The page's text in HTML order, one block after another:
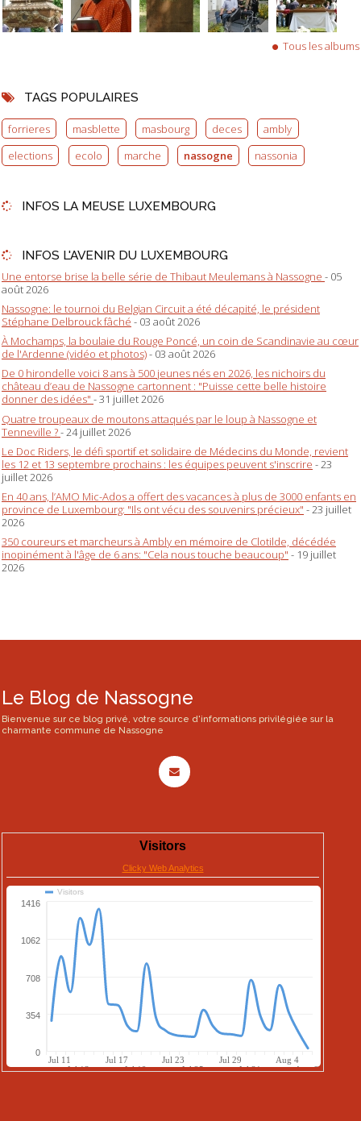
Tous les albums
TAGS POPULAIRES
forrieres masblette masbourg deces
ambly
elections
ecolo marche nassogne nassonia
INFOS LA MEUSE LUXEMBOURG
INFOS L'AVENIR DU LUXEMBOURG
Une entorse brise la belle série de Thibaut Meulemans à Nassogne - 05
août 2026
Nassogne: le tournoi du Belgian Circuit a été décapité, le président
Stéphane Delbrouck fâché - 03 août 2026
À Mochamps, la boulaie du Rouge Poncé, un coin de Scandinavie au cœur
de l'Ardenne (vidéo et photos)- 03 août 2026
De 0 hirondelle voici 8 ans à 500 jeunes nés en 2026, les nichoirs du
château d’eau de Nassogne cartonnent : "Puisse cette belle histoire
donner des idées" - 31 juillet 2026
Quatre troupeaux de moutons attaqués par le loup à Nassogne et
Tenneville ?- 24 juillet 2026
Le Doc Riders, le défi sportif et solidaire de Médecins du Monde, revient
les 12 et 13 septembre prochains : les équipes peuvent s'inscrire - 23
juillet 2026
En 40 ans, l’AMO Mic-Ados a offert des vacances à plus de 3000 enfants en
province de Luxembourg: "Ils ont vécu des souvenirs précieux" - 23 juillet
2026
350 coureurs et marcheurs à Ambly en mémoire de Clotilde, décédée
inopinément à l'âge de 6 ans: "Cela nous touche beaucoup" - 19 juillet
2026
Le Blog de Nassogne
Bienvenue sur ce blog privé, votre source d'informations privilégiée sur la
charmante commune de Nassogne